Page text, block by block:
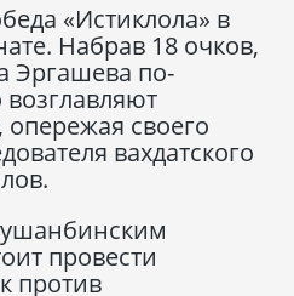
«Истиклола» в
Набрав 18 очков,
Эргашева по-
своего
вахдатского
провести
против